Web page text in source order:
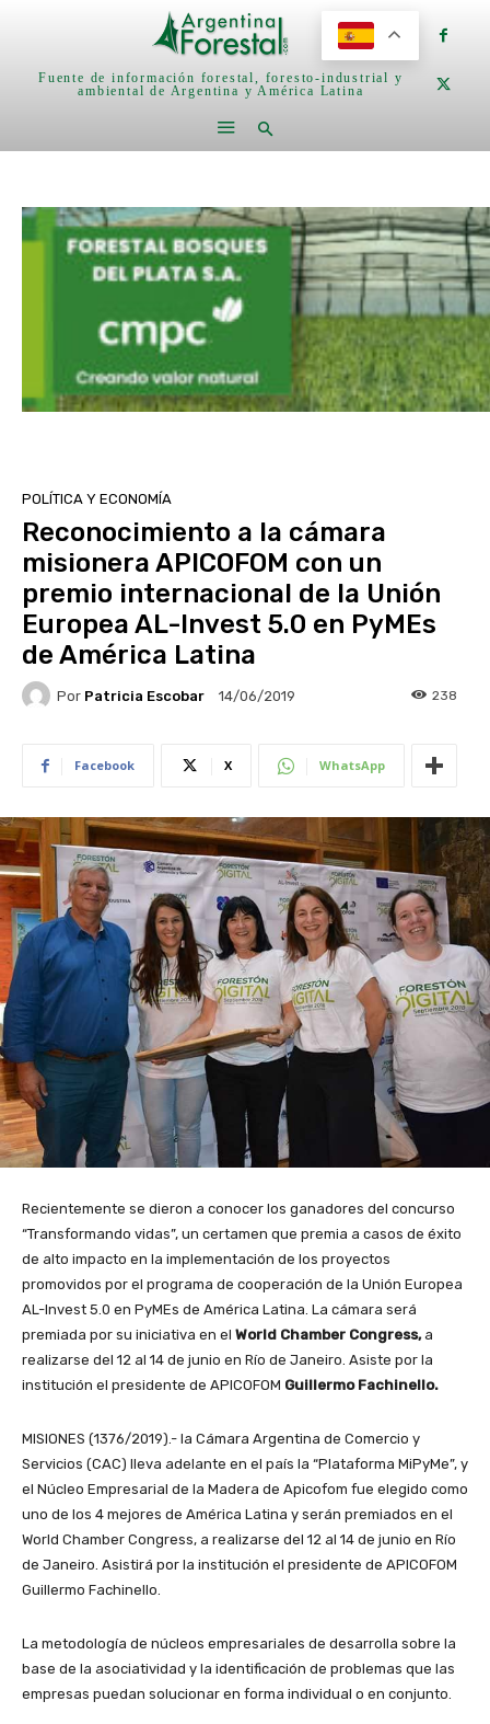
Fuente de información forestal, foresto-industrial y
ambiental de Argentina y América Latina
POLÍTICA Y ECONOMÍA
Reconocimiento a la cámara
misionera APICOFOM con un
premio internacional de la Unión
Europea AL-Invest 5.0 en PyMEs
de América Latina
Por Patricia Escobar 14/06/2019 238
Facebook X WhatsApp
Recientemente se dieron a conocer los ganadores del concurso
“Transformando vidas”, un certamen que premia a casos de éxito
de alto impacto en la implementación de los proyectos
promovidos por el programa de cooperación de la Unión Europea
AL-Invest 5.0 en PyMEs de América Latina. La cámara será
premiada por su iniciativa en el World Chamber Congress,a
realizarse del 12 al 14 de junio en Río de Janeiro. Asiste por la
institución el presidente de APICOFOM Guillermo Fachinello.
MISIONES (1376/2019).- la Cámara Argentina de Comercio y
Servicios (CAC) lleva adelante en el país la “Plataforma MiPyMe”, y
el Núcleo Empresarial de la Madera de Apicofom fue elegido como
uno de los 4 mejores de América Latina y serán premiados en el
World Chamber Congress, a realizarse del 12 al 14 de junio en Río
de Janeiro. Asistirá por la institución el presidente de APICOFOM
Guillermo Fachinello.
La metodología de núcleos empresariales de desarrolla sobre la
base de la asociatividad y la identificación de problemas que las
empresas puedan solucionar en forma individual o en conjunto.